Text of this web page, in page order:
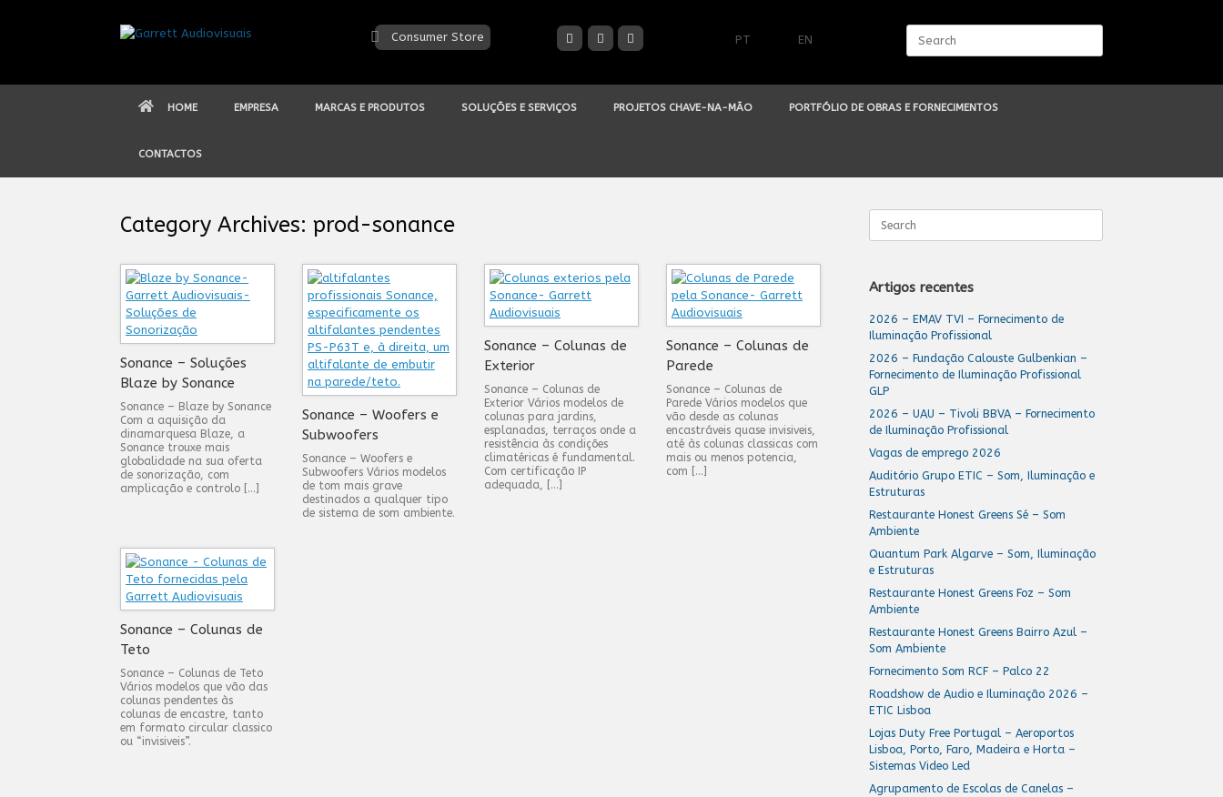
Consumer Store PT EN
HOME EMPRESA MARCAS E PRODUTOS SOLUÇÕES E SERVIÇOS PROJETOS CHAVE-NA-MÃO PORTFÓLIO DE OBRAS E FORNECIMENTOS
CONTACTOS
Category Archives: prod-sonance
Sonance – Soluções
Blaze by Sonance
Sonance – Blaze by Sonance
Com a aquisição da
dinamarquesa Blaze, a
Sonance trouxe mais
globalidade na sua oferta
de sonorização, com
amplicação e controlo […]
Sonance – Woofers e
Subwoofers
Sonance – Woofers e
Subwoofers Vários modelos
de tom mais grave
destinados a qualquer tipo
de sistema de som ambiente.
Sonance – Colunas de
Exterior
Sonance – Colunas de
Exterior Vários modelos de
colunas para jardins,
esplanadas, terraços onde a
resistência às condições
climatéricas é fundamental.
Com certificação IP
adequada, […]
Sonance – Colunas de
Parede
Sonance – Colunas de
Parede Vários modelos que
vão desde as colunas
encastráveis quase invisiveis,
até às colunas classicas com
mais ou menos potencia,
com […]
Sonance – Colunas de
Teto
Sonance – Colunas de Teto
Vários modelos que vão das
colunas pendentes às
colunas de encastre, tanto
em formato circular classico
ou “invisiveis”.
for:
Artigos recentes
2026 – EMAV TVI – Fornecimento de
Iluminação Profissional
2026 – Fundação Calouste Gulbenkian –
Fornecimento de Iluminação Profissional
GLP
2026 – UAU – Tivoli BBVA – Fornecimento
de Iluminação Profissional
Vagas de emprego 2026
Auditório Grupo ETIC – Som, Iluminação e
Estruturas
Restaurante Honest Greens Sé – Som
Ambiente
Quantum Park Algarve – Som, Iluminação
e Estruturas
Restaurante Honest Greens Foz – Som
Ambiente
Restaurante Honest Greens Bairro Azul –
Som Ambiente
Fornecimento Som RCF – Palco 22
Roadshow de Audio e Iluminação 2026 –
ETIC Lisboa
Lojas Duty Free Portugal – Aeroportos
Lisboa, Porto, Faro, Madeira e Horta –
Sistemas Video Led
Agrupamento de Escolas de Canelas –